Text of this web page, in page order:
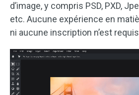
d’image, y compris PSD, PXD,
etc. Aucune expérience en
ni aucune inscription n’est